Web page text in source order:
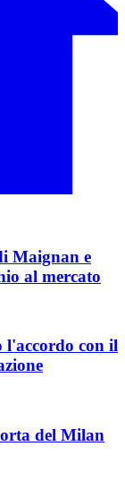
Maignan e
al mercato
con il
del Milan